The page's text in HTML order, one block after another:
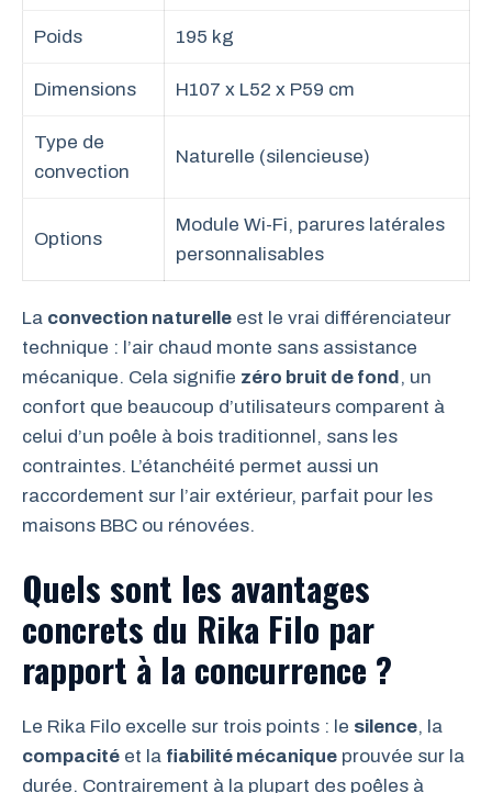
Poids 195 kg
Dimensions H107 x L52 x P59 cm
Type de
convection
Naturelle (silencieuse)
Options
Module Wi-Fi, parures latérales
personnalisables
La convection naturelle est le vrai différenciateur
technique : l’air chaud monte sans assistance
mécanique. Cela signifie zéro bruit de fond, un
confort que beaucoup d’utilisateurs comparent à
celui d’un poêle à bois traditionnel, sans les
contraintes. L’étanchéité permet aussi un
raccordement sur l’air extérieur, parfait pour les
maisons BBC ou rénovées.
Quels sont les avantages
concrets du Rika Filo par
rapport à la concurrence ?
Le Rika Filo excelle sur trois points : le silence, la
compacité et la fiabilité mécanique prouvée sur la
durée. Contrairement à la plupart des poêles à